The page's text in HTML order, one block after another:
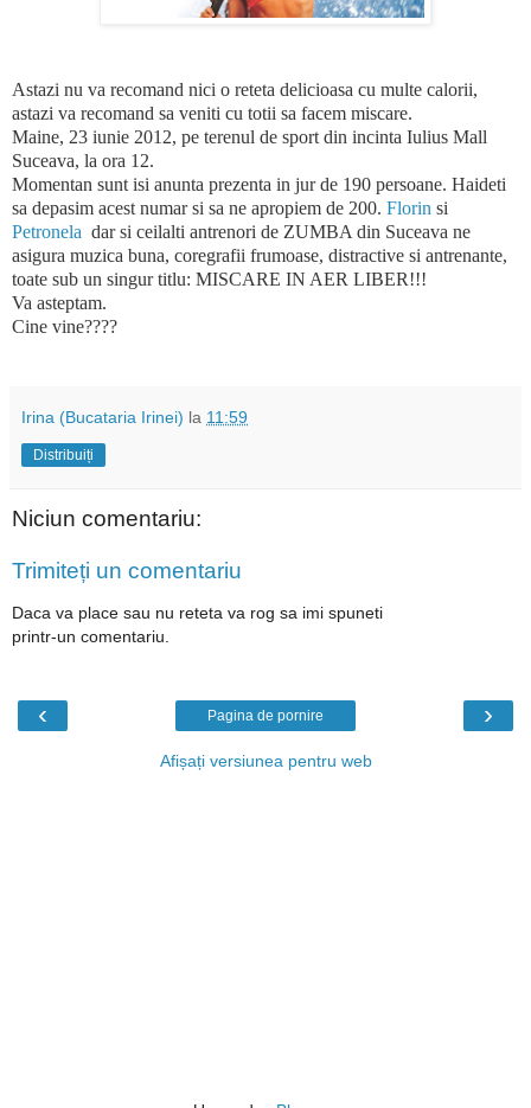
Astazi nu va recomand nici o reteta delicioasa cu multe calorii,
astazi va recomand sa veniti cu totii sa facem miscare.
Maine, 23 iunie 2012, pe terenul de sport din incinta Iulius Mall
Suceava, la ora 12.
Momentan sunt isi anunta prezenta in jur de 190 persoane. Haideti
sa depasim acest numar si sa ne apropiem de 200. Florin si
Petronela dar si ceilalti antrenori de ZUMBA din Suceava ne
asigura muzica buna, coregrafii frumoase, distractive si antrenante,
toate sub un singur titlu: MISCARE IN AER LIBER!!!
Va asteptam.
Cine vine????
Irina (Bucataria Irinei) la 11:59
Distribuiți
Niciun comentariu:
Trimiteți un comentariu
Daca va place sau nu reteta va rog sa imi spuneti
printr-un comentariu.
‹ ›
Pagina de pornire
Afișați versiunea pentru web